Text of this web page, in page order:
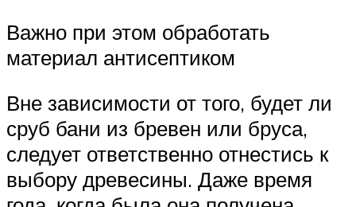
Важно при этом обработать
материал антисептиком
Вне зависимости от того, будет ли
сруб бани из бревен или бруса,
следует ответственно отнестись к
выбору древесины. Даже время